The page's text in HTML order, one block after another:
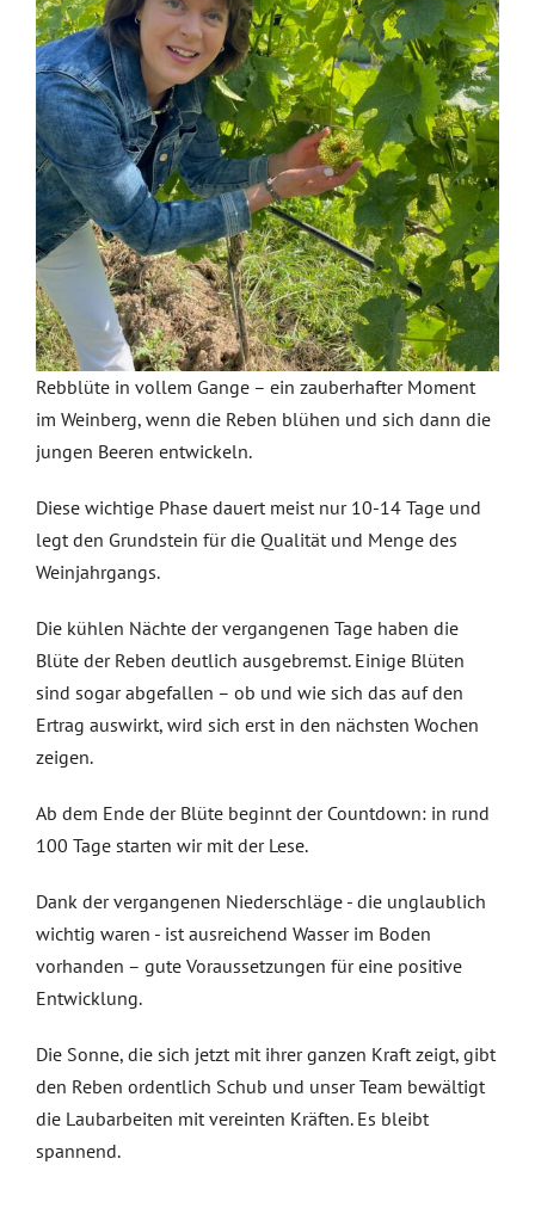
VERANSTALTUNGEN
AUSZEICHNUNGEN
KONTAKT | ÖFFNUNGSZEITEN
SHOP
Rebblüte in vollem Gange – ein zauberhafter Moment
im Weinberg, wenn die Reben blühen und sich dann die
jungen Beeren entwickeln.
Diese wichtige Phase dauert meist nur 10-14 Tage und
legt den Grundstein für die Qualität und Menge des
Weinjahrgangs.
Die kühlen Nächte der vergangenen Tage haben die
Blüte der Reben deutlich ausgebremst. Einige Blüten
sind sogar abgefallen – ob und wie sich das auf den
Ertrag auswirkt, wird sich erst in den nächsten Wochen
zeigen.
Ab dem Ende der Blüte beginnt der Countdown: in rund
100 Tage starten wir mit der Lese.
Dank der vergangenen Niederschläge - die unglaublich
wichtig waren - ist ausreichend Wasser im Boden
vorhanden – gute Voraussetzungen für eine positive
Entwicklung.
Die Sonne, die sich jetzt mit ihrer ganzen Kraft zeigt, gibt
den Reben ordentlich Schub und unser Team bewältigt
die Laubarbeiten mit vereinten Kräften. Es bleibt
spannend.